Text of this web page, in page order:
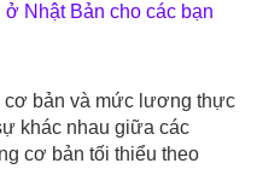
Nhật Bản cho các bạn
bản và mức lương thực
khác nhau giữa các
cơ bản tối thiểu theo